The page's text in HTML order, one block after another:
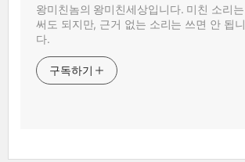
왕미친놈의 왕미친세상입니다. 미친 소리는
써도 되지만, 근거 없는 소리는 쓰면 안 됩니
다.
구독하기